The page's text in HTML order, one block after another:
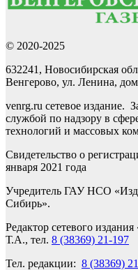
© 2020-2025
632241, Новосибирская
Венгерово, ул. Ленина,
venrg.ru сетевое издание.
службой по надзору в
технологий и массовых
Свидетельство о
января 2021 года
Учредитель ГАУ НСО
Сибирь».
Редактор сетевого
Т.А., тел. 8 (38369) 21-197
Тел. редакции: 8 (38369)